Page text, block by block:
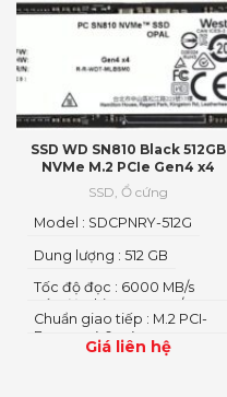
SSD WD SN810 Black 512GB
NVMe M.2 PCIe Gen4 x4
SSD Ổ cứng
Giá liên hệ
Chuẩn giao tiếp : M.2 PCI-
Express 4.0 x 4
Tốc độ đọc : 6000 MB/s
Tốc độ ghi : 4000 MB/s
Dung lượng : 512 GB
Model : SDCPNRY-512G